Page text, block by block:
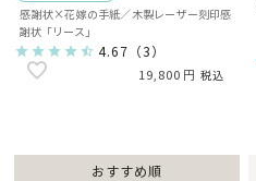
感謝状×花嫁の手紙／木製レーザー刻印感
謝状「リース」
4.67 （3 ）
19,800 税込
おすすめ順